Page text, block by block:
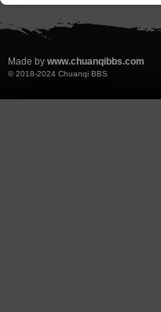
Made by www.chuanqibbs.com
© 2018-2024 Chuanqi BBS